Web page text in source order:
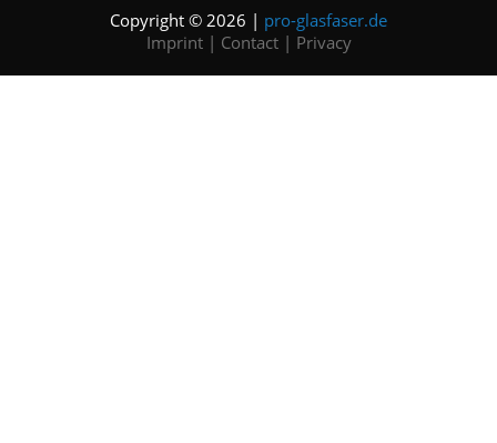
Copyright © 2026 | pro-glasfaser.de
Imprint| Contact| Privacy